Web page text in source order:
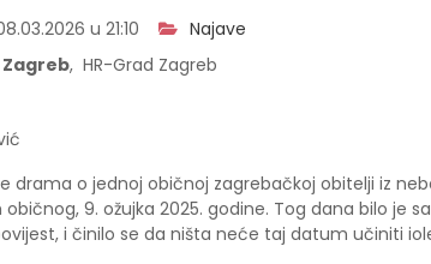
u 21:10
Najave
Zagreb, HR-Grad Zagreb
drama o jednoj običnoj zagrebačkoj obitelji iz
9. ožujka 2025. godine. Tog dana bilo je
i činilo se da ništa neće taj datum učiniti